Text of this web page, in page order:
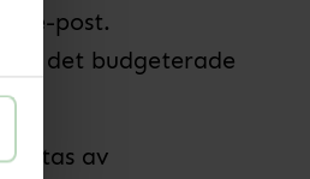
e-post.
det budgeterade
av